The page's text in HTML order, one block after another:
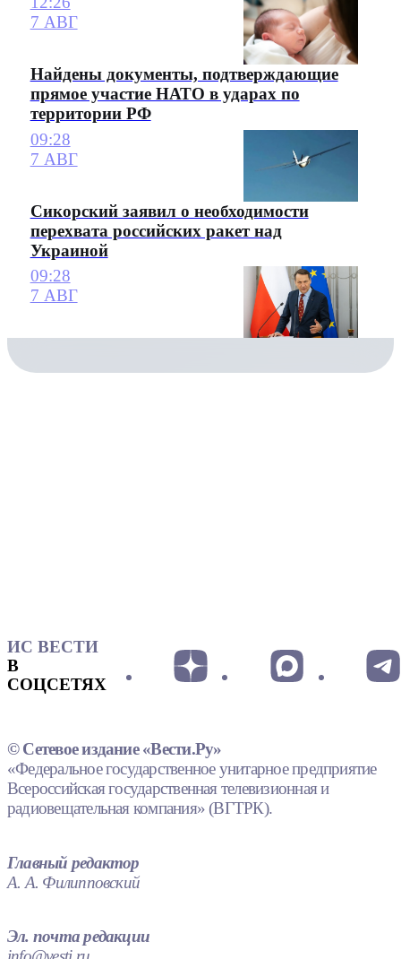
7 АВГ
Найдены документы, подтверждающие
прямое участие НАТО в ударах по
территории РФ
09:28
7 АВГ
Сикорский заявил о необходимости
перехвата российских ракет над
Украиной
09:28
7 АВГ
ИС ВЕСТИ
В
СОЦСЕТЯХ
© Сетевое издание «Вести.Ру»
«Федеральное государственное унитарное предприятие
Всероссийская государственная телевизионная и
радиовещательная компания» (ВГТРК).
Главный редактор
А. А. Филипповский
Эл. почта редакции